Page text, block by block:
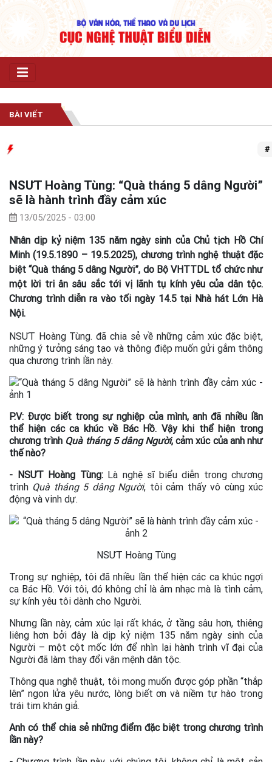
BÀI VIẾT
#
NSƯT Hoàng Tùng: “Quà tháng 5 dâng Người”
sẽ là hành trình đầy cảm xúc
13/05/2025 - 03:00
Nhân dịp kỷ niệm 135 năm ngày sinh của Chủ tịch Hồ Chí
Minh (19.5.1890 – 19.5.2025), chương trình nghệ thuật đặc
biệt “Quà tháng 5 dâng Người”, do Bộ VHTTDL tổ chức như
một lời tri ân sâu sắc tới vị lãnh tụ kính yêu của dân tộc.
Chương trình diễn ra vào tối ngày 14.5 tại Nhà hát Lớn Hà
Nội.
NSƯT Hoàng Tùng. đã chia sẻ về những cảm xúc đặc biệt,
những ý tưởng sáng tạo và thông điệp muốn gửi gắm thông
qua chương trình lần này.
P.V: Được biết trong sự nghiệp của mình, anh đã nhiều lần
thể hiện các ca khúc về Bác Hồ. Vậy khi thể hiện trong
chương trình Quà tháng 5 dâng Người, cảm xúc của anh như
thế nào?
- NSƯT Hoàng Tùng:Là nghệ sĩ biểu diễn trong chương
trình Quà tháng 5 dâng Người, tôi cảm thấy vô cùng xúc
động và vinh dự.
NSƯT Hoàng Tùng
Trong sự nghiệp, tôi đã nhiều lần thể hiện các ca khúc ngợi
ca Bác Hồ. Với tôi, đó không chỉ là âm nhạc mà là tình cảm,
sự kính yêu tôi dành cho Người.
Nhưng lần này, cảm xúc lại rất khác, ở tầng sâu hơn, thiêng
liêng hơn bởi đây là dịp kỷ niệm 135 năm ngày sinh của
Người – một cột mốc lớn để nhìn lại hành trình vĩ đại của
Người đã làm thay đổi vận mệnh dân tộc.
Thông qua nghệ thuật, tôi mong muốn được góp phần “thắp
lên” ngọn lửa yêu nước, lòng biết ơn và niềm tự hào trong
trái tim khán giả.
Anh có thể chia sẻ những điểm đặc biệt trong chương trình
lần này?